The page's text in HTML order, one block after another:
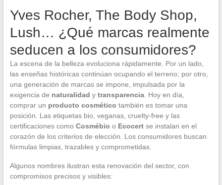
Yves Rocher, The Body Shop,
Lush… ¿Qué marcas realmente
seducen a los consumidores?
La escena de la belleza evoluciona rápidamente. Por un lado,
las enseñas históricas continúan ocupando el terreno; por otro,
una generación de marcas se impone, impulsada por la
exigencia de naturalidad y transparencia. Hoy en día,
comprar un producto cosmético también es tomar una
posición. Las etiquetas bio, veganas, cruelty-free y las
certificaciones como Cosmébio o Ecocertse instalan en el
corazón de los criterios de elección. Los consumidores buscan
fórmulas limpias, trazables y comprometidas.
Algunos nombres ilustran esta renovación del sector, con
compromisos precisos y visibles: